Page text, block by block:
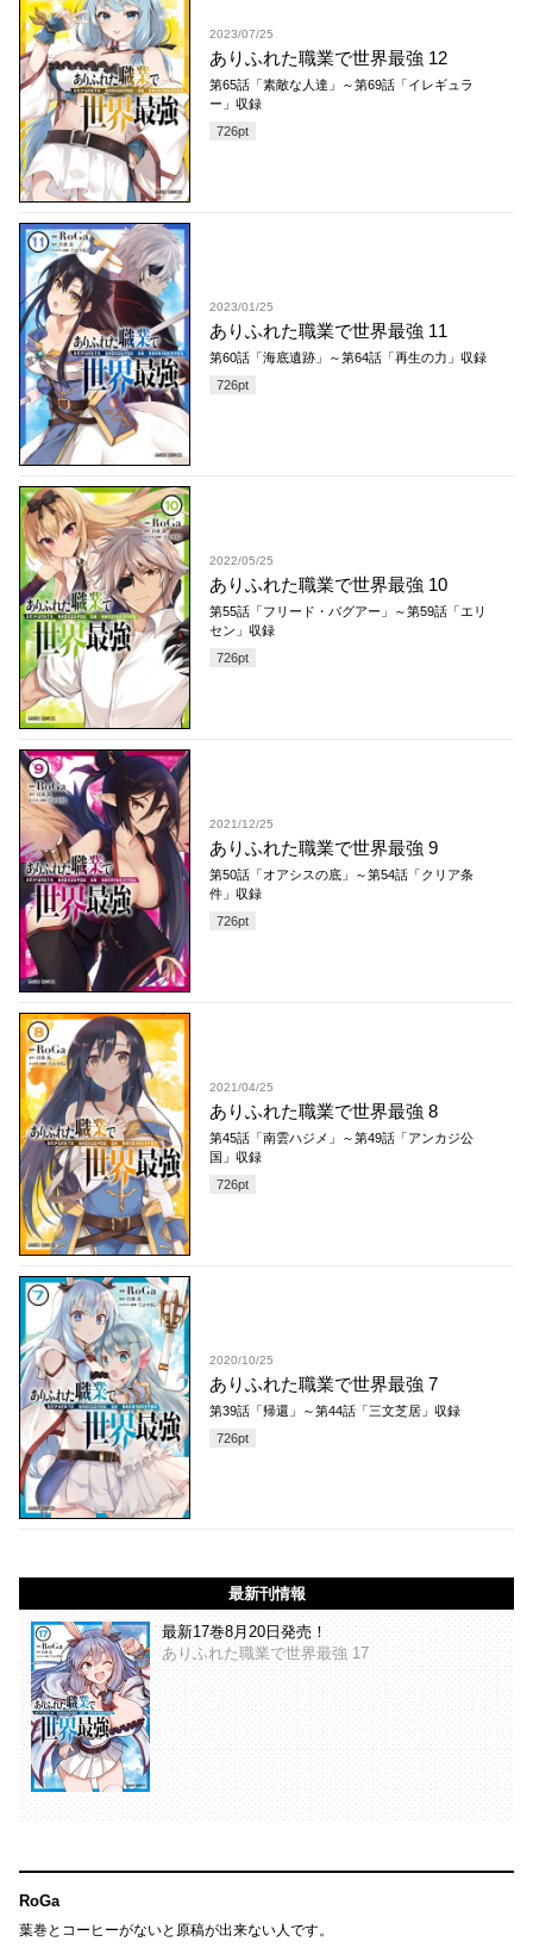
2023/07/25
ありふれた職業で世界最強 12
第65話「素敵な人達」～第69話「イレギュラ
ー」収録
726pt
2023/01/25
ありふれた職業で世界最強 11
第60話「海底遺跡」～第64話「再生の力」収録
726pt
2022/05/25
ありふれた職業で世界最強 10
第55話「フリード・バグアー」～第59話「エリ
セン」収録
726pt
2021/12/25
ありふれた職業で世界最強 9
第50話「オアシスの底」～第54話「クリア条
件」収録
726pt
2021/04/25
ありふれた職業で世界最強 8
第45話「南雲ハジメ」～第49話「アンカジ公
国」収録
726pt
2020/10/25
ありふれた職業で世界最強 7
第39話「帰還」～第44話「三文芝居」収録
726pt
最新刊情報
最新17巻8月20日発売！
ありふれた職業で世界最強 17
RoGa
葉巻とコーヒーがないと原稿が出来ない人です。